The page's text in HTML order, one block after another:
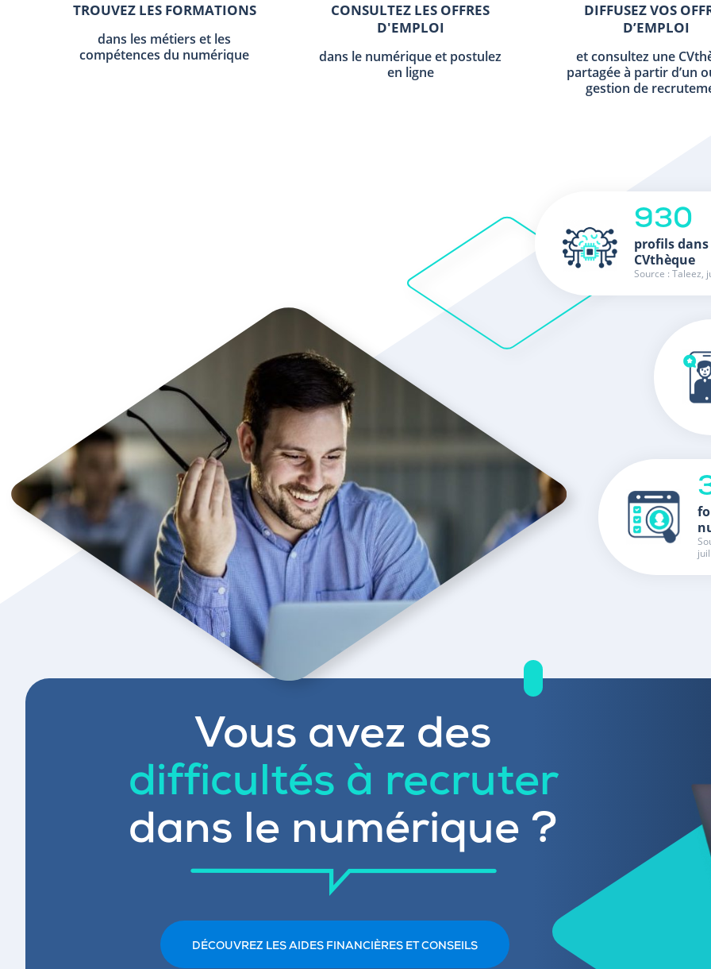
TROUVEZ LES FORMATIONS
dans les métiers et les
compétences du numérique
CONSULTEZ LES OFFRES
D'EMPLOI
dans le numérique et postulez
en ligne
DIFFUSEZ VOS
D’EMPLOI
et consultez une
partagée à partir d’un
gestion de
930
profils
CVthèque
Source : Taleez,
Vous avez des
difficultés à recruter
dans le numérique ?
DÉCOUVREZ LES AIDES FINANCIÈRES ET CONSEILS